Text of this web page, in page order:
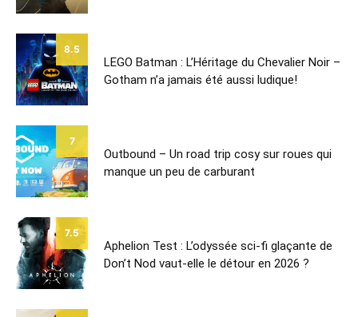
8.5
LEGO Batman : L’Héritage du Chevalier Noir –
Gotham n’a jamais été aussi ludique!
7
Outbound – Un road trip cosy sur roues qui
manque un peu de carburant
7.5
Aphelion Test : L’odyssée sci-fi glaçante de
Don’t Nod vaut-elle le détour en 2026 ?